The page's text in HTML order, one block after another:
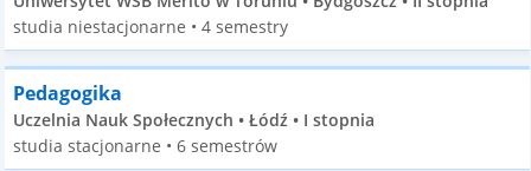
studia niestacjonarne • 4 semestry
Pedagogika
Uczelnia Nauk Społecznych • Łódź • I stopnia
studia stacjonarne • 6 semestrów